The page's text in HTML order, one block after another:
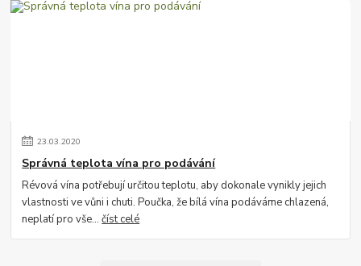
23.03.2020
Správná teplota vína pro podávání
Révová vína potřebují určitou teplotu, aby dokonale vynikly jejich
vlastnosti ve vůni i chuti. Poučka, že bílá vína podáváme chlazená,
neplatí pro vše...číst celé